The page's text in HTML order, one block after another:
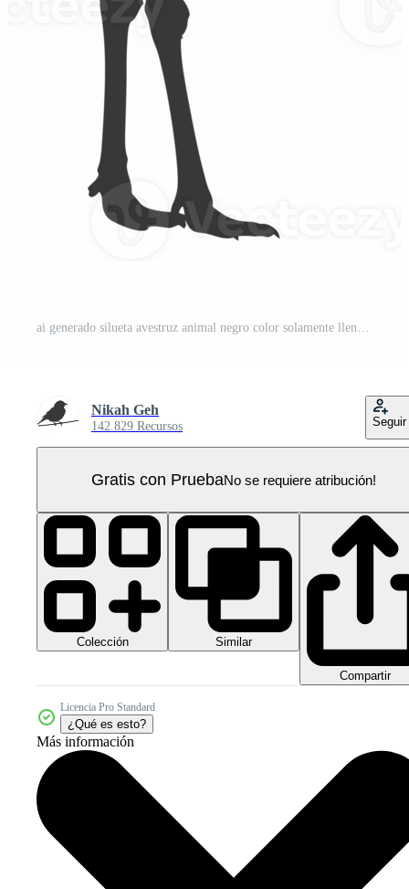
ai generado silueta avestruz animal negro color solamente lleno cuerpo PNG Pro
Nikah Geh
142.829 Recursos Seguir
Gratis con PruebaNo se requiere atribución!
Colección Similar
Compartir
Licencia Pro Standard
¿Qué es esto?
Más información